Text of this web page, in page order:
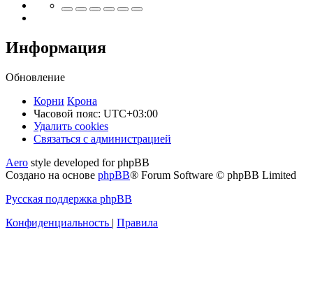
Информация
Обновление
Корни Крона
Часовой пояс: UTC+03:00
Удалить cookies
Связаться
администрацией
Связаться с администрацией
Aero style developed for phpBB
Создано на основе phpBB® Forum Software © phpBB Limited
Русская поддержка phpBB
Конфиденциальность | Правила